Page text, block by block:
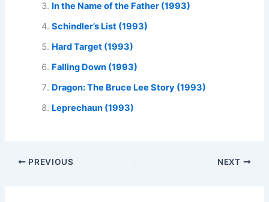
In the Name of the Father (1993)
Schindler’s List (1993)
Hard Target (1993)
Falling Down (1993)
Dragon: The Bruce Lee Story (1993)
Leprechaun (1993)
PREVIOUS NEXT